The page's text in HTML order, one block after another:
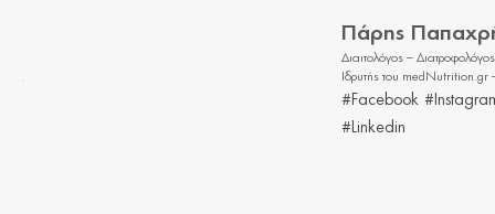
Πάρης
Διαιτολόγος –
Ιδρυτής του medNutrition.gr
#Facebook
#Linkedin